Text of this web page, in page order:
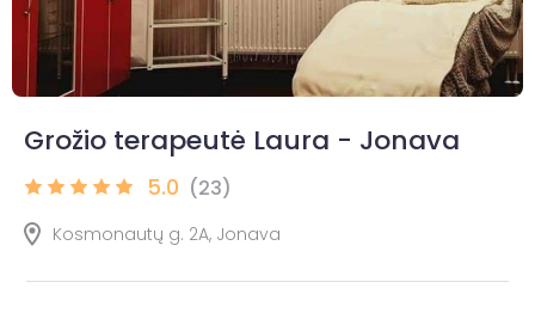
Grožio terapeutė Laura - Jonava
5.0 (23)
Kosmonautų g. 2A, Jonava